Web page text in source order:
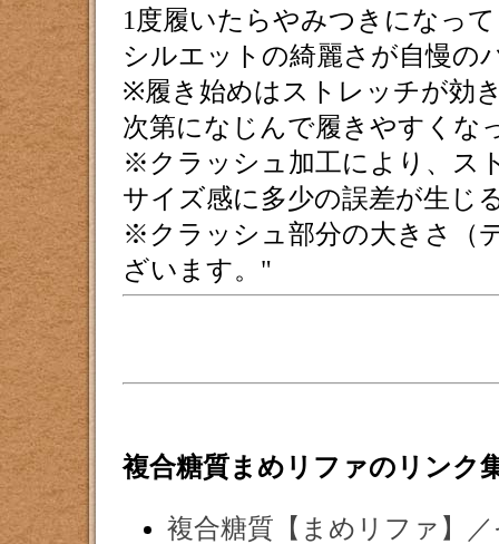
1度履いたらやみつきになっ
シルエットの綺麗さが自慢
※履き始めはストレッチが効
次第になじんで履きやすくな
※クラッシュ加工により、ス
サイズ感に多少の誤差が生じ
※クラッシュ部分の大きさ（
ざいます。
複合糖質まめリファのリンク
複合糖質【まめリファ】